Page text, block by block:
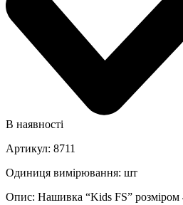
В наявності
Артикул: 8711
Одиниця вимірювання: шт
Опис: Нашивка “Kids FS” розміром